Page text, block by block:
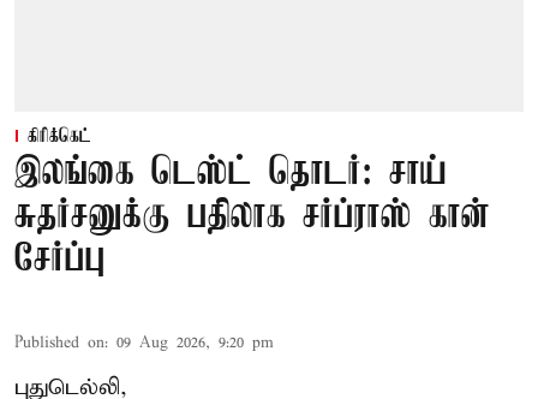
கிரிக்கெட்
இலங்கை டெஸ்ட் தொடர்: சாய்
சுதர்சனுக்கு பதிலாக சர்ப்ராஸ் கான்
சேர்ப்பு
Published on: 09 Aug 2026, 9:20 pm
புதுடெல்லி,